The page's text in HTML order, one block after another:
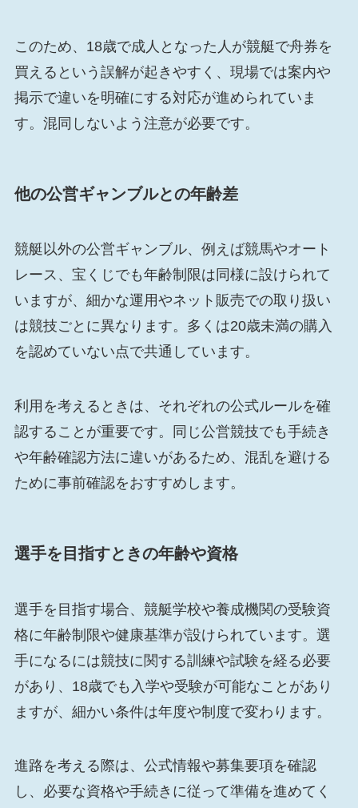
このため、18歳で成人となった人が競艇で舟券を
買えるという誤解が起きやすく、現場では案内や
掲示で違いを明確にする対応が進められていま
す。混同しないよう注意が必要です。
他の公営ギャンブルとの年齢差
競艇以外の公営ギャンブル、例えば競馬やオート
レース、宝くじでも年齢制限は同様に設けられて
いますが、細かな運用やネット販売での取り扱い
は競技ごとに異なります。多くは20歳未満の購入
を認めていない点で共通しています。
利用を考えるときは、それぞれの公式ルールを確
認することが重要です。同じ公営競技でも手続き
や年齢確認方法に違いがあるため、混乱を避ける
ために事前確認をおすすめします。
選手を目指すときの年齢や資格
選手を目指す場合、競艇学校や養成機関の受験資
格に年齢制限や健康基準が設けられています。選
手になるには競技に関する訓練や試験を経る必要
があり、18歳でも入学や受験が可能なことがあり
ますが、細かい条件は年度や制度で変わります。
進路を考える際は、公式情報や募集要項を確認
し、必要な資格や手続きに従って準備を進めてく